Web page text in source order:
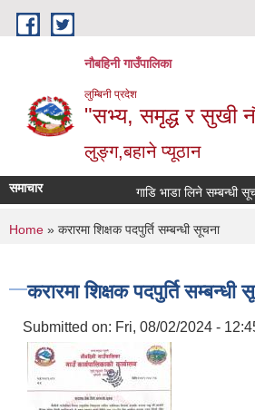
Skip to main content
नौबहिनी गाउँपालिका
लुम्बिनी प्रदेश
"सभ्य, समृद्ध र सुखी
लुङ्ग,बहाने प्यूठान
समाचार गाडि भाडा लिने सम्बन्धी सूचना
You are here
Home » करारमा शिक्षक पदपुर्ति सम्बन्धी सूचना
करारमा शिक्षक पदपुर्ति सम्बन्धी
Submitted on: Fri, 08/02/2024 -